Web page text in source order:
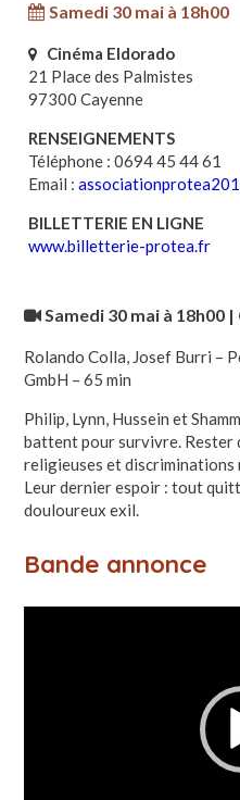
Samedi 30 mai à 18h00
Cinéma Eldorado
21 Place des Palmistes
97300 Cayenne
RENSEIGNEMENTS
Téléphone : 0694 45 44 61
Email :
BILLETTERIE EN LIGNE
www.billetterie-protea.fr
Samedi 30 mai à 18h00
Rolando Colla, Josef Burri –
GmbH – 65 min
Philip, Lynn, Hussein et
battent pour survivre. Rester
religieuses et discriminations
Leur dernier espoir : tout
douloureux exil.
Bande annonce